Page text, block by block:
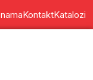
KontaktKatalozi